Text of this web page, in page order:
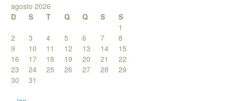
agosto 2026
D
S T Q Q S
S
1
2
3 4 5 6 7
8
9
10 11 12 13 14
15
16
17 18 19 20 21
22
23
24 25 26 27 28
29
30
31